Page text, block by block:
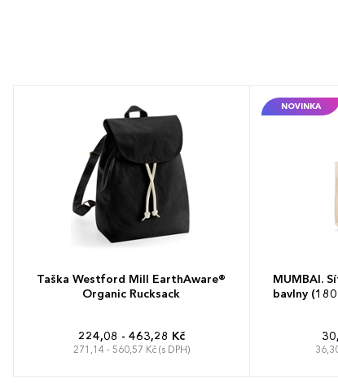
Taška Westford Mill EarthAware®
Organic Rucksack
224,08 - 463,28 Kč
271,14 - 560,57 Kč (s DPH)
NOVINKA
MUMBAI.
bavlny